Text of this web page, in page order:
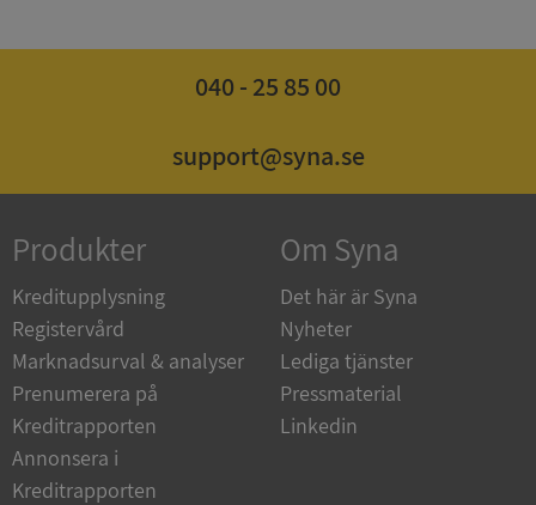
040 - 25 85 00
support@syna.se
Produkter
Kreditupplysning
Registervård
Marknadsurval & analyser
Prenumerera på
Kreditrapporten
Annonsera i
Kreditrapporten
Om Syna
Det här är Syna
Nyheter
Lediga tjänster
Pressmaterial
Linkedin
Corporation
de.syna.se
ARRAffinity
Microsoft
Corporation
.syna.se
__RequestVerificationToken